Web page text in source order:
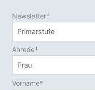
Newsletter*
Anrede*
Vorname*